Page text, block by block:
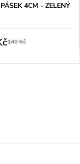
4CM - ZELENÝ
140 Kč